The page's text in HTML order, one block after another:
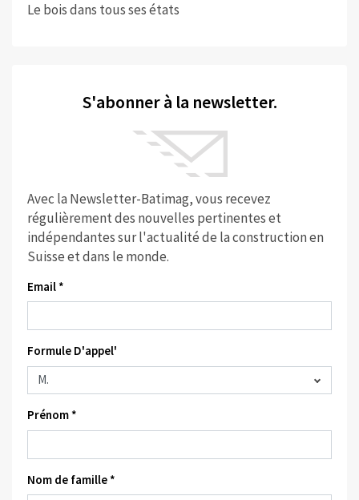
Le bois dans tous ses états
S'abonner à la newsletter.
Avec la Newsletter-Batimag, vous recevez
régulièrement des nouvelles pertinentes et
indépendantes sur l'actualité de la construction en
Suisse et dans le monde.
Email *
Formule D'appel'
Prénom *
Nom de famille *